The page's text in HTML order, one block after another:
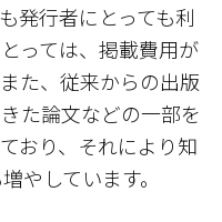
発行者にとっても利
っては、掲載費用が
た、従来からの出版
た論文などの一部を
おり、それにより知
やしています。